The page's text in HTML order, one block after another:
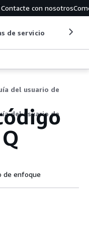
Contacte con nosotros
de servicio
del usuario de
del usuario de
de enfoque